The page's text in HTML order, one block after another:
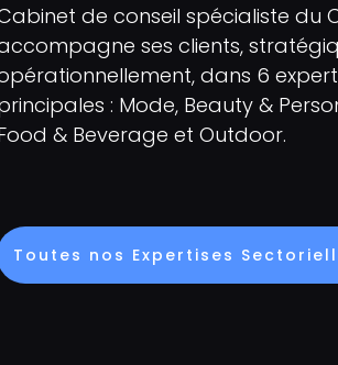
de conseil spécialiste du
ses clients,
dans 6
: Mode, Beauty &
& Beverage et Outdoor.
Toutes nos Expertises